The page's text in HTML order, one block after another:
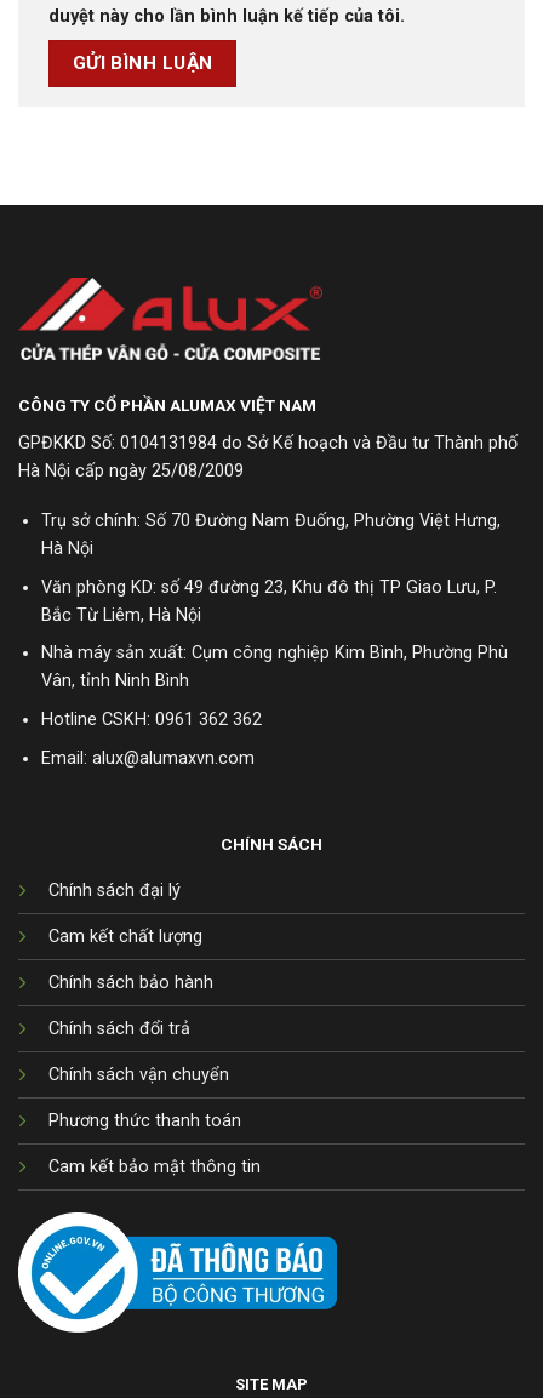
duyệt này cho lần bình luận kế tiếp của tôi.
CÔNG TY CỔ PHẦN ALUMAX VIỆT NAM
GPĐKKD Số: 0104131984 do Sở Kế hoạch và Đầu tư Thành phố
Hà Nội cấp ngày 25/08/2009
Trụ sở chính: Số 70 Đường Nam Đuống, Phường Việt Hưng,
Hà Nội
Văn phòng KD: số 49 đường 23, Khu đô thị TP Giao Lưu, P.
Bắc Từ Liêm, Hà Nội
Nhà máy sản xuất: Cụm công nghiệp Kim Bình, Phường Phù
Vân, tỉnh Ninh Bình
Hotline CSKH: 0961 362 362
Email: alux@alumaxvn.com
CHÍNH SÁCH
Chính sách đại lý
Cam kết chất lượng
Chính sách bảo hành
Chính sách đổi trả
Chính sách vận chuyển
Phương thức thanh toán
Cam kết bảo mật thông tin
SITE MAP